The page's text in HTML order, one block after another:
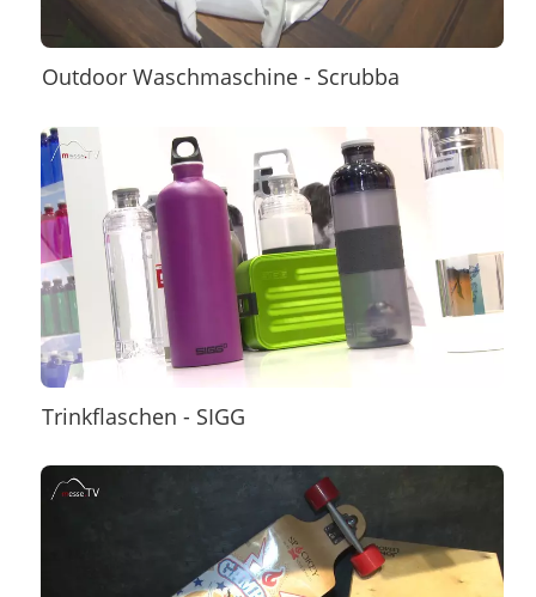
Outdoor Waschmaschine - Scrubba
Trinkflaschen - SIGG